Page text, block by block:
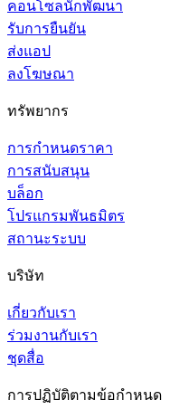
คอนโซลนักพัฒนา
รับการยืนยัน
ส่งแอป
ลงโฆษณา
ทรัพยากร
การกำหนดราคา
การสนับสนุน
บล็อก
โปรแกรมพันธมิตร
สถานะระบบ
บริษัท
เกี่ยวกับเรา
ร่วมงานกับเรา
ชุดสื่อ
การปฏิบัติตามข้อกำหนด